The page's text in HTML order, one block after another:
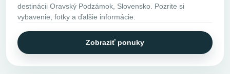
destinácii Oravský Podzámok, Slovensko. Pozrite si
vybavenie, fotky a ďalšie informácie.
Zobraziť ponuky